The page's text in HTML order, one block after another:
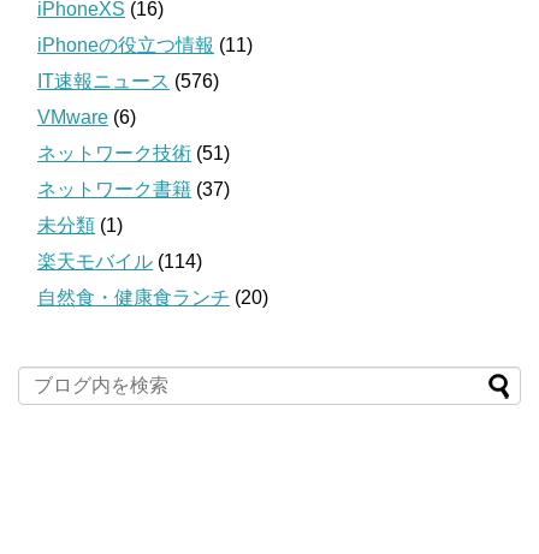
iPhoneXS (16)
iPhoneの役立つ情報 (11)
IT速報ニュース (576)
VMware (6)
ネットワーク技術 (51)
ネットワーク書籍 (37)
未分類 (1)
楽天モバイル (114)
自然食・健康食ランチ (20)